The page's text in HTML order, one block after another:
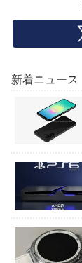
新着ニュース